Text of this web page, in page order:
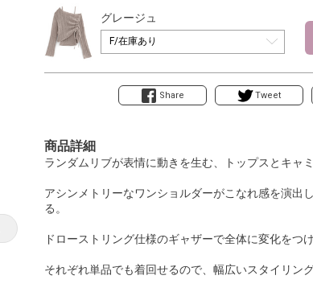
グレージュ
Share Tweet
商品詳細
ランダムリブが表情に動きを生む、トップスとキャ
アシンメトリーなワンショルダーがこなれ感を演出
る。
ドローストリング仕様のギャザーで全体に変化をつ
それぞれ単品でも着回せるので、幅広いスタイリン